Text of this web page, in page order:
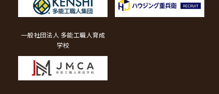
一般社団法人 多能工職人育成
学校